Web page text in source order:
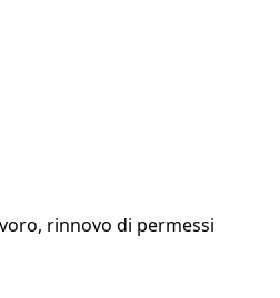
rinnovo di permessi